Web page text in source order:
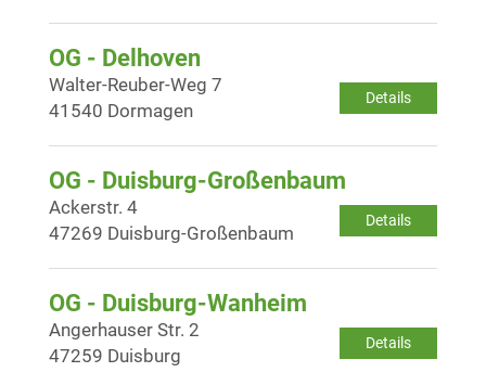
OG - Delhoven
Details
Walter-Reuber-Weg 7
41540 Dormagen
OG - Duisburg-Großenbaum
Details
Ackerstr. 4
47269 Duisburg-Großenbaum
OG - Duisburg-Wanheim
Details
Angerhauser Str. 2
47259 Duisburg